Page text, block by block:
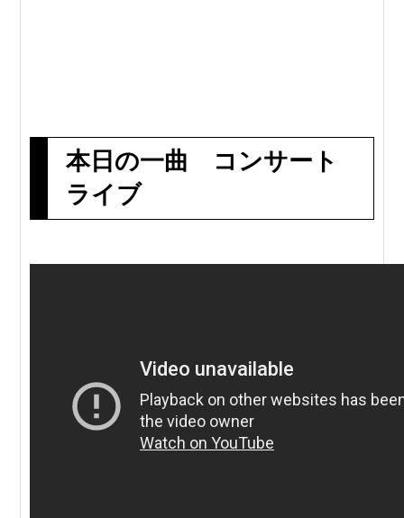
本日の一曲 コンサート
ライブ